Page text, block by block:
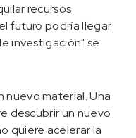
recursos
futuro podría llegar
investigación" se
nuevo material. Una
descubrir un nuevo
quiere acelerar la